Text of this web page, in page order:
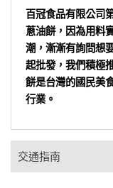
百冠食品有限公司
蔥油餅，因為用料
潮，漸漸有詢問想
起批發，我們積極
餅是台灣的國民美
行業。
交通指南